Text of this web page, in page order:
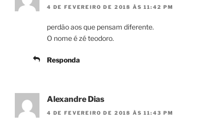
4 DE FEVEREIRO DE 2018 ÀS 11:42 PM
perdão aos que pensam diferente.
O nome é zé teodoro.
Responda
Alexandre Dias
4 DE FEVEREIRO DE 2018 ÀS 11:43 PM